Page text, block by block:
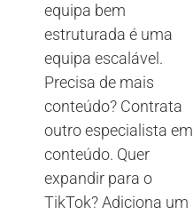
equipa bem
estruturada é uma
equipa escalável.
Precisa de mais
conteúdo? Contrata
outro especialista em
conteúdo. Quer
expandir para o
TikTok? Adiciona um